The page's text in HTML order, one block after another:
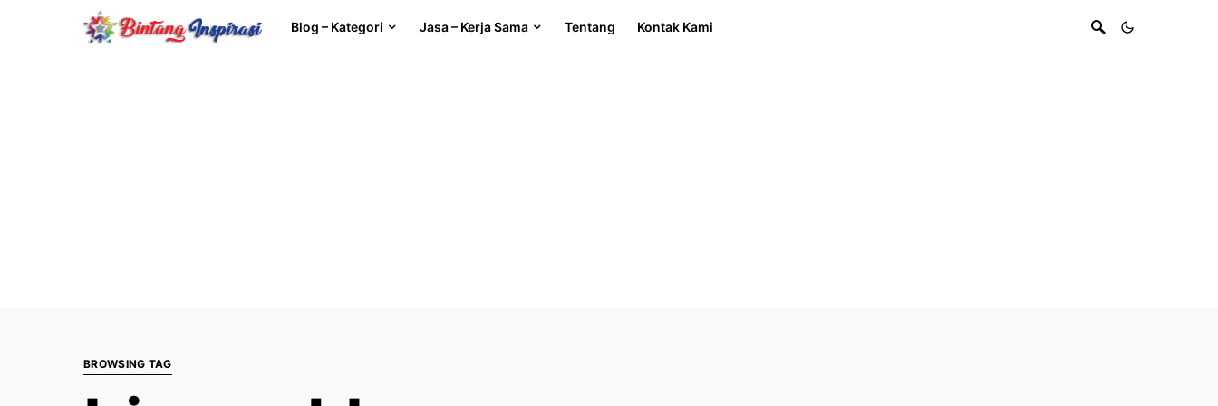
Blog – Kategori Jasa – Kerja Sama Tentang Kontak Kami
BROWSING TAG